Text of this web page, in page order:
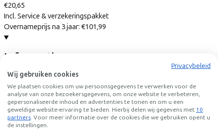
€20,65
Incl. Service & verzekeringspakket
Overnameprijs na 3 jaar: €101,99
Informatie
+−
EXCELSIOR, Glorious, 28", lavender matt, 2025
Specificaties
Privacybeleid
Wij gebruiken cookies
We plaatsen cookies om uw persoonsgegevens te verwerken voor de
analyse van onze bezoekersgegevens, om onze website te verbeteren,
gepersonaliseerde inhoud en advertenties te tonen en om u een
geweldige website-ervaring te bieden. Hierbij delen wij gegevens met 10
partners . Voor meer informatie over de cookies die we gebruiken opent u
de instellingen.